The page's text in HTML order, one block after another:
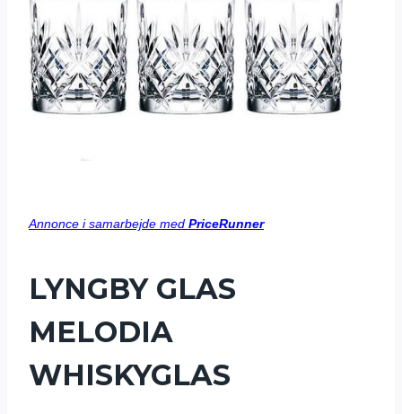
Annonce i samarbejde med PriceRunner
LYNGBY GLAS
MELODIA
WHISKYGLAS